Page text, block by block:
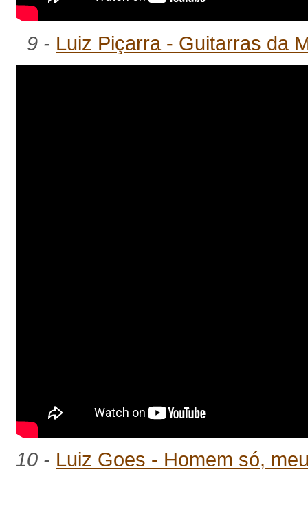
9 - Luiz Piçarra - Guitarras da
10 - Luiz Goes - Homem só,